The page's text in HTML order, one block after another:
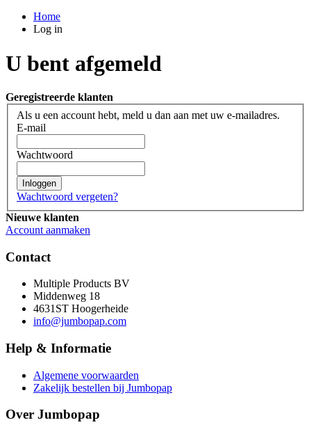
Home
Log in
U bent afgemeld
Geregistreerde klanten
Als u een account hebt, meld u dan aan met uw e-mailadres.
E-mail
Wachtwoord
Inloggen
Wachtwoord vergeten?
Nieuwe klanten
Account aanmaken
Contact
Multiple Products BV
Middenweg 18
4631ST Hoogerheide
info@jumbopap.com
Help & Informatie
Algemene voorwaarden
Zakelijk bestellen bij Jumbopap
Over Jumbopap